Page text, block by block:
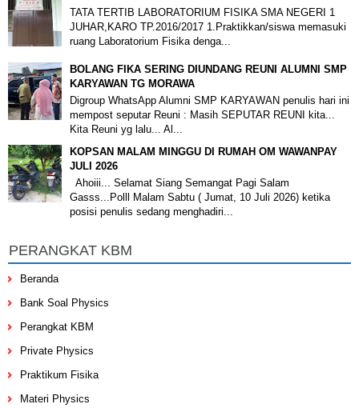
TATA TERTIB LABORATORIUM FISIKA SMA NEGERI 1
JUHAR,KARO TP.2016/2017 1.Praktikkan/siswa memasuki
ruang Laboratorium Fisika denga...
BOLANG FIKA SERING DIUNDANG REUNI ALUMNI SMP
KARYAWAN TG MORAWA
Digroup WhatsApp Alumni SMP KARYAWAN penulis hari ini
mempost seputar Reuni : Masih SEPUTAR REUNI kita...
Kita Reuni yg lalu... Al...
KOPSAN MALAM MINGGU DI RUMAH OM WAWANPAY
JULI 2026
Ahoiii... Selamat Siang Semangat Pagi Salam
Gasss...Polll Malam Sabtu ( Jumat, 10 Juli 2026) ketika
posisi penulis sedang menghadiri...
PERANGKAT KBM
Beranda
Bank Soal Physics
Perangkat KBM
Private Physics
Praktikum Fisika
Materi Physics